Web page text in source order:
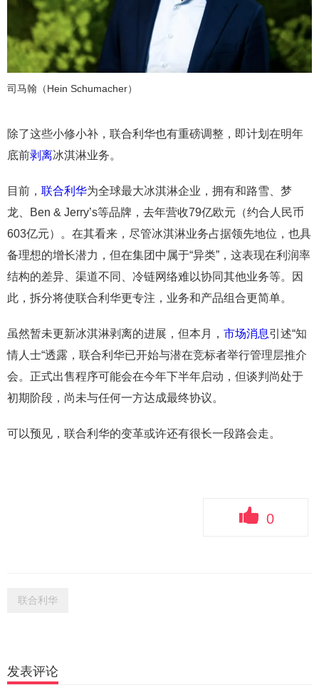
司马翰（Hein Schumacher）
除了这些小修小补，联合利华也有重磅调整，即计划在明年
底前剥离冰淇淋业务。
目前， 联合利华为全球最大冰淇淋企业，拥有和路雪、梦
龙、Ben & Jerry’s等品牌，去年营收79亿欧元（约合人民币
603亿元）。在其看来，尽管冰淇淋业务占据领先地位，也具
备理想的增长潜力，但在集团中属于“异类”，这表现在利润率
结构的差异、渠道不同、冷链网络难以协同其他业务等。因
此，拆分将使联合利华更专注，业务和产品组合更简单。
虽然暂未更新冰淇淋剥离的进展，但本月， 市场消息引述“知
情人士“透露，联合利华已开始与潜在竞标者举行管理层推介
会。正式出售程序可能会在今年下半年启动，但谈判尚处于
初期阶段，尚未与任何一方达成最终协议。
可以预见，联合利华的变革或许还有很长一段路会走。
0
联合利华
发表评论